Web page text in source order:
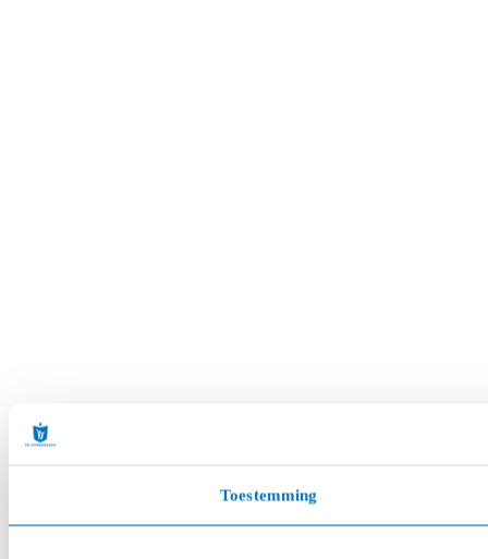
Toestemming